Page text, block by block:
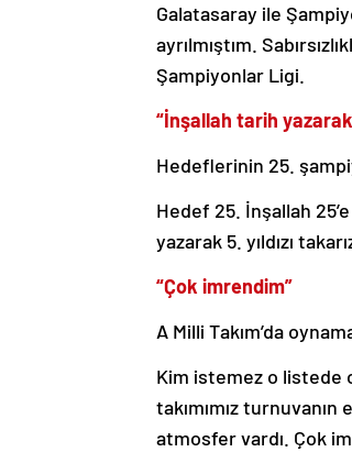
Galatasaray ile
ayrılmıştım.
Şampiyonlar Ligi.
“İnşallah tarih yazarak
Hedeflerinin 25.
Hedef 25. İnşallah
yazarak 5. yıldızı
“Çok imrendim”
A Milli Takım’da
Kim istemez o listede
takımımız
atmosfer vardı. Çok